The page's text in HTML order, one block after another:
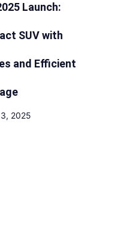
Launch:
SUV with
and Efficient
2025